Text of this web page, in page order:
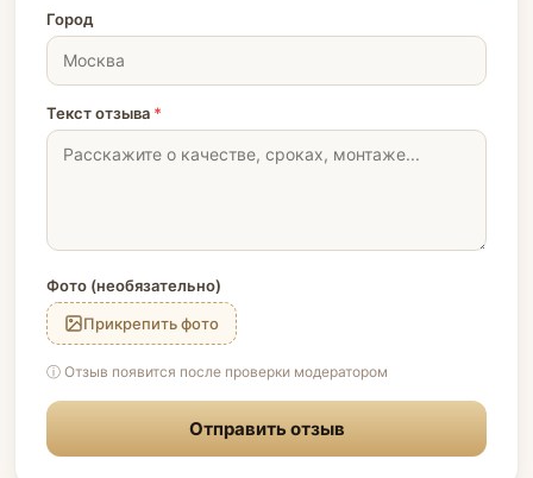
Город
Текст отзыва *
Фото (необязательно)
Прикрепить фото
ⓘ Отзыв появится после проверки модератором
Отправить отзыв